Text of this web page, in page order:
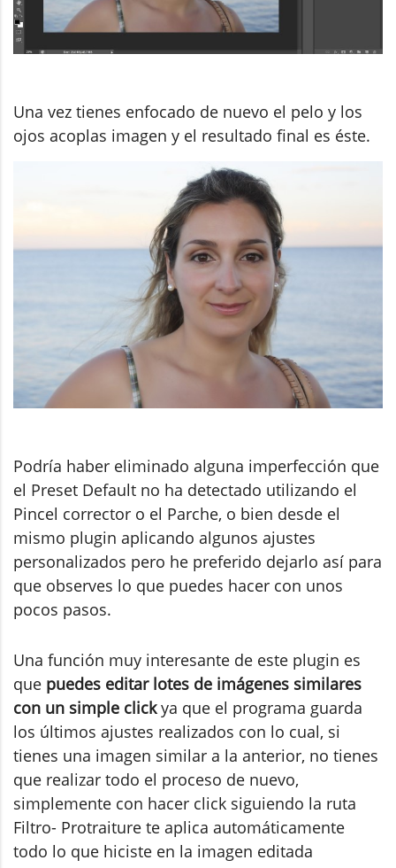
Una vez tienes enfocado de nuevo el pelo y los
ojos acoplas imagen y el resultado final es éste.
Podría haber eliminado alguna imperfección que
el Preset Default no ha detectado utilizando el
Pincel corrector o el Parche, o bien desde el
mismo plugin aplicando algunos ajustes
personalizados pero he preferido dejarlo así para
que observes lo que puedes hacer con unos
pocos pasos.
Una función muy interesante de este plugin es
que puedes editar lotes de imágenes similares
con un simple clickya que el programa guarda
los últimos ajustes realizados con lo cual, si
tienes una imagen similar a la anterior, no tienes
que realizar todo el proceso de nuevo,
simplemente con hacer click siguiendo la ruta
Filtro- Protraiture te aplica automáticamente
todo lo que hiciste en la imagen editada